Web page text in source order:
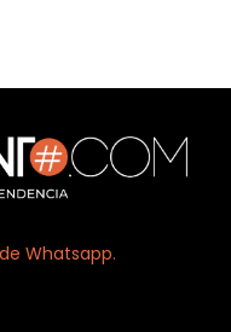
Whatsapp.